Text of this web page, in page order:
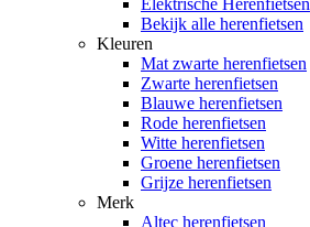
Elektrische Herenfietsen
Bekijk alle herenfietsen
Kleuren
Mat zwarte herenfietsen
Zwarte herenfietsen
Blauwe herenfietsen
Rode herenfietsen
Witte herenfietsen
Groene herenfietsen
Grijze herenfietsen
Merk
Altec herenfietsen